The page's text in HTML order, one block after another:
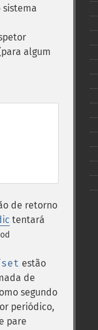
algum
de retorno
tentará
estão
de
segundo
periódico,
e pare